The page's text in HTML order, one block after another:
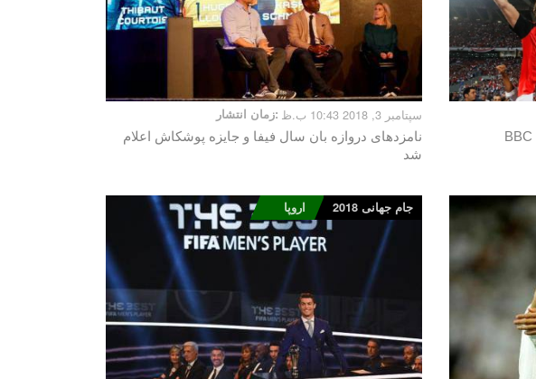
زمان انتشار: سپتامبر 3, 2018 10:43 ب.ظ
نامزدهای دروازه بان سال فیفا و جایزه پوشکاش اعلام
شد
جام جهانی 2018 اروپا